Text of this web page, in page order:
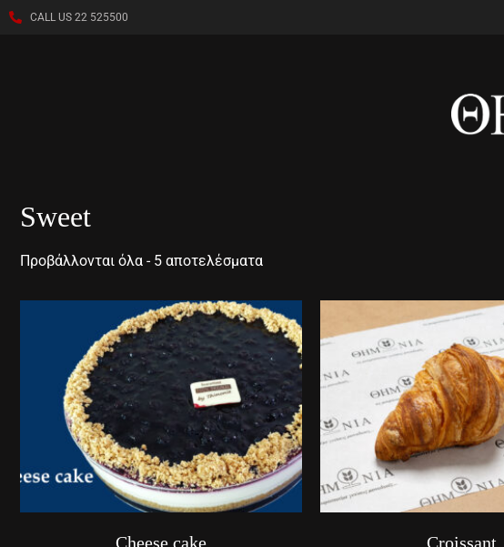
CALL US 22 525500
Sweet
Προβάλλονται όλα - 5 αποτελέσματα